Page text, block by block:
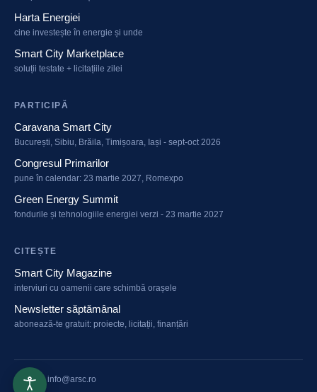
Harta Energiei
cine investește în energie și unde
Smart City Marketplace
soluții testate + licitațiile zilei
PARTICIPĂ
Caravana Smart City
București, Sibiu, Brăila, Timișoara, Iași - sept-oct 2026
Congresul Primarilor
pune în calendar: 23 martie 2027, Romexpo
Green Energy Summit
fondurile și tehnologiile energiei verzi - 23 martie 2027
CITEȘTE
Smart City Magazine
interviuri cu oamenii care schimbă orașele
Newsletter săptămânal
abonează-te gratuit: proiecte, licitații, finanțări
arsc.ro ·info@arsc.ro